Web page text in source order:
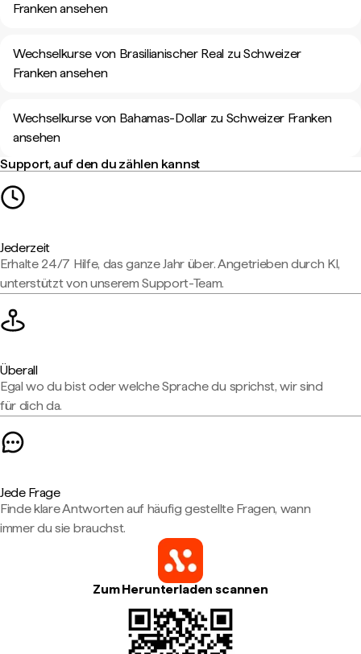
Franken ansehen
Wechselkurse von Brasilianischer Real zu Schweizer
Franken ansehen
Wechselkurse von Bahamas-Dollar zu Schweizer Franken
ansehen
Support, auf den du zählen kannst
Jederzeit
Erhalte 24/7 Hilfe, das ganze Jahr über. Angetrieben durch KI,
unterstützt von unserem Support-Team.
Überall
Egal wo du bist oder welche Sprache du sprichst, wir sind
für dich da.
Jede Frage
Finde klare Antworten auf häufig gestellte Fragen, wann
immer du sie brauchst.
Zum Herunterladen scannen